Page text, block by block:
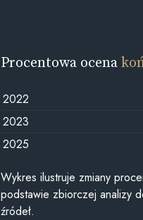
Procentowa ocena
2022
2023
2025
Wykres ilustruje zmiany
podstawie zbiorczej analizy
źródeł.